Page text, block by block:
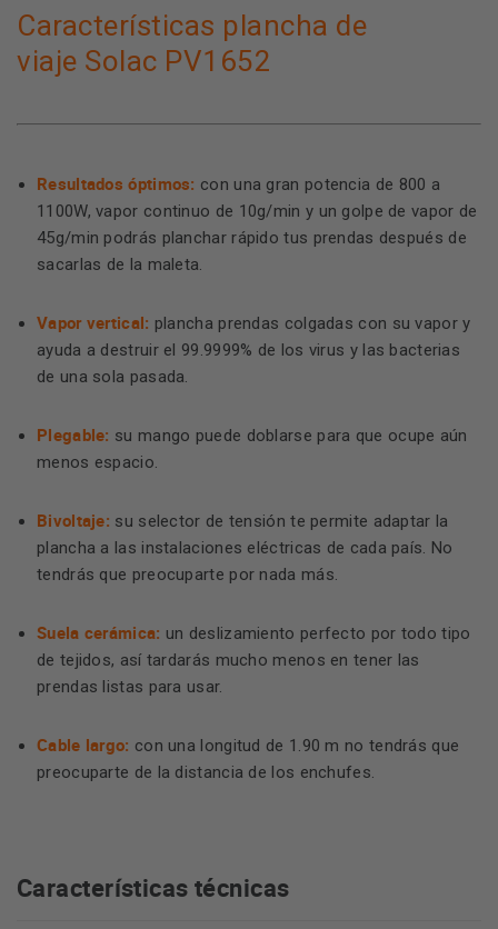
Características plancha de
viaje Solac PV1652
Resultados óptimos: con una gran potencia de 800 a
1100W, vapor continuo de 10g/min y un golpe de vapor de
45g/min podrás planchar rápido tus prendas después de
sacarlas de la maleta.
Vapor vertical: plancha prendas colgadas con su vapor y
ayuda a destruir el 99.9999% de los virus y las bacterias
de una sola pasada.
Plegable: su mango puede doblarse para que ocupe aún
menos espacio.
Bivoltaje: su selector de tensión te permite adaptar la
plancha a las instalaciones eléctricas de cada país. No
tendrás que preocuparte por nada más.
Suela cerámica: un deslizamiento perfecto por todo tipo
de tejidos, así tardarás mucho menos en tener las
prendas listas para usar.
Cable largo: con una longitud de 1.90 m no tendrás que
preocuparte de la distancia de los enchufes.
Características técnicas